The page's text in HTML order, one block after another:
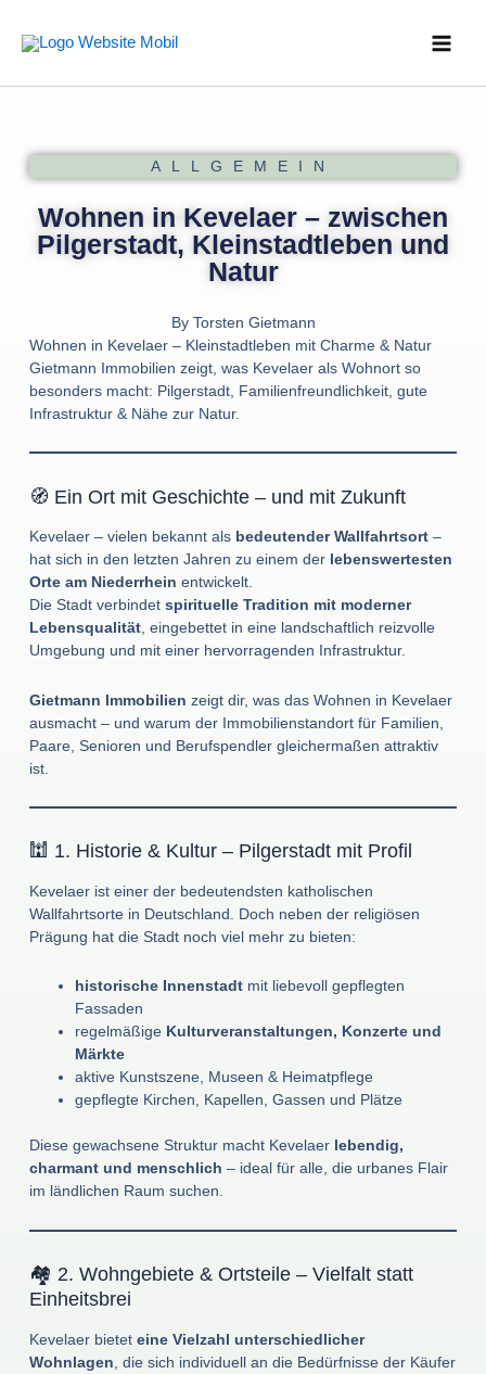
Inhalt
ALLGEMEIN
Wohnen in Kevelaer – zwischen
Pilgerstadt, Kleinstadtleben und
Natur
ByTorsten Gietmann
Wohnen in Kevelaer – Kleinstadtleben mit Charme & Natur
Gietmann Immobilien zeigt, was Kevelaer als Wohnort so
besonders macht: Pilgerstadt, Familienfreundlichkeit, gute
Infrastruktur & Nähe zur Natur.
🧭 Ein Ort mit Geschichte – und mit Zukunft
Kevelaer – vielen bekannt als bedeutender Wallfahrtsort–
hat sich in den letzten Jahren zu einem der lebenswertesten
Orte am Niederrhein entwickelt.
Die Stadt verbindet spirituelle Tradition mit moderner
Lebensqualität, eingebettet in eine landschaftlich reizvolle
Umgebung und mit einer hervorragenden Infrastruktur.
Gietmann Immobilien zeigt dir, was das Wohnen in Kevelaer
ausmacht – und warum der Immobilienstandort für Familien,
Paare, Senioren und Berufspendler gleichermaßen attraktiv
ist.
🕍 1. Historie & Kultur – Pilgerstadt mit Profil
Kevelaer ist einer der bedeutendsten katholischen
Wallfahrtsorte in Deutschland. Doch neben der religiösen
Prägung hat die Stadt noch viel mehr zu bieten:
historische Innenstadtmit liebevoll gepflegten
Fassaden
regelmäßige Kulturveranstaltungen, Konzerte und
Märkte
aktive Kunstszene, Museen & Heimatpflege
gepflegte Kirchen, Kapellen, Gassen und Plätze
Diese gewachsene Struktur macht Kevelaer lebendig,
charmant und menschlich – ideal für alle, die urbanes Flair
im ländlichen Raum suchen.
🏘️ 2. Wohngebiete & Ortsteile – Vielfalt statt
Einheitsbrei
Kevelaer bietet eine Vielzahl unterschiedlicher
Wohnlagen , die sich individuell an die Bedürfnisse der Käufer